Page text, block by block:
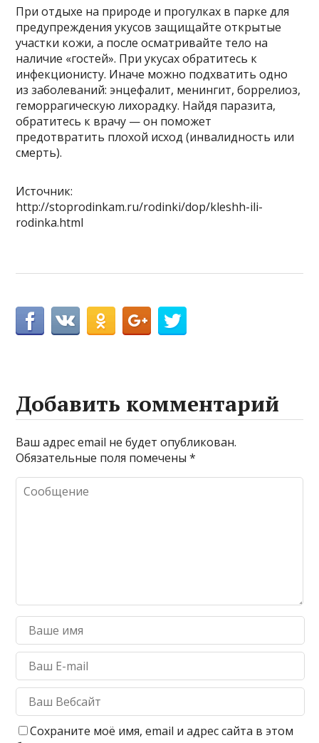
При отдыхе на природе и прогулках в парке для
предупреждения укусов защищайте открытые
участки кожи, а после осматривайте тело на
наличие «гостей». При укусах обратитесь к
инфекционисту. Иначе можно подхватить одно
из заболеваний: энцефалит, менингит, боррелиоз,
геморрагическую лихорадку. Найдя паразита,
обратитесь к врачу — он поможет
предотвратить плохой исход (инвалидность или
смерть).
Источник:
http://stoprodinkam.ru/rodinki/dop/kleshh-ili-
rodinka.html
Добавить комментарий
Ваш адрес email не будет опубликован.
Обязательные поля помечены*
Сохраните моё имя, email и адрес сайта в этом